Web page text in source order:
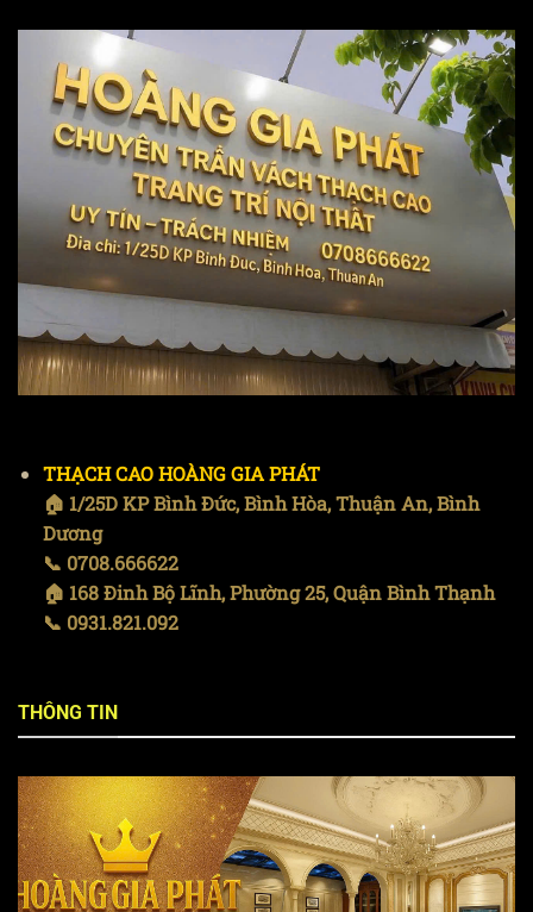
THẠCH CAO HOÀNG GIA PHÁT
🏠 1/25D KP Bình Đức, Bình Hòa, Thuận An, Bình
Dương
📞 0708.666622
🏠 168 Đinh Bộ Lĩnh, Phường 25, Quận Bình Thạnh
📞 0931.821.092
THÔNG TIN